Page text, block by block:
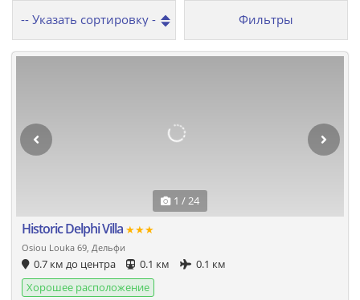
Фильтры
1 / 24
Historic Delphi Villa ★★★
Osiou Louka 69, Дельфи
0.7 км до центра 0.1 км
0.1 км
Хорошее расположение